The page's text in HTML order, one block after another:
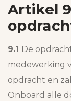
Artikel
9.1
De
medewerking
opdracht en
Onboard alle